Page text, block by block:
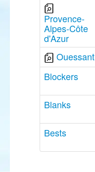
Provence-
Alpes-Côte
d'Azur
Ouessant
Blockers
Blanks
Bests